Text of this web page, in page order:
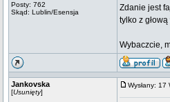
Posty: 762
Skąd: Lublin/Esensja
Zdanie jest
tylko z
Wybaczcie,
Jankovska
[Usunięty]
Wysłany: 17